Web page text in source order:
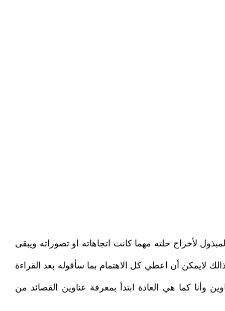
لأخراج حلته مهما كانت اتجاهاته او تصوراته ويبقى
لايمكن أن اعطي كل الاهتمام بما سأقوله بعد القراءة
كما هي العادة ابتدأ بمعرفة عناوين القصائد من